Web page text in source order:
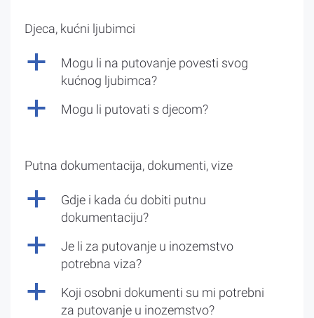
Djeca, kućni ljubimci
a
Mogu li na putovanje povesti svog
kućnog ljubimca?
a Mogu li putovati s djecom?
Putna dokumentacija, dokumenti, vize
a
Gdje i kada ću dobiti putnu
dokumentaciju?
a
Je li za putovanje u inozemstvo
potrebna viza?
a
Koji osobni dokumenti su mi potrebni
za putovanje u inozemstvo?